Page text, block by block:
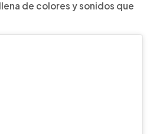
de colores y sonidos que